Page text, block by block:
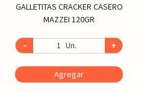
GALLETITAS CRACKER CASERO
MAZZEI 120GR
- Un. +
Agregar